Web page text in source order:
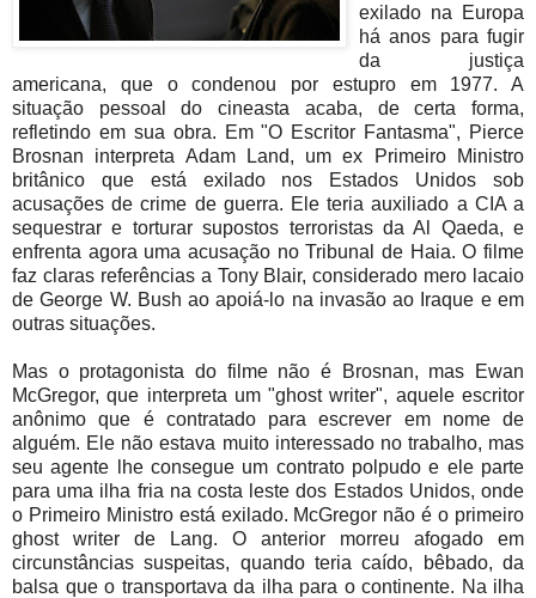
exilado na Europa
há anos para fugir
da justiça
americana, que o condenou por estupro em 1977. A
situação pessoal do cineasta acaba, de certa forma,
refletindo em sua obra. Em "O Escritor Fantasma", Pierce
Brosnan interpreta Adam Land, um ex Primeiro Ministro
britânico que está exilado nos Estados Unidos sob
acusações de crime de guerra. Ele teria auxiliado a CIA a
sequestrar e torturar supostos terroristas da Al Qaeda, e
enfrenta agora uma acusação no Tribunal de Haia. O filme
faz claras referências a Tony Blair, considerado mero lacaio
de George W. Bush ao apoiá-lo na invasão ao Iraque e em
outras situações.
Mas o protagonista do filme não é Brosnan, mas Ewan
McGregor, que interpreta um "ghost writer", aquele escritor
anônimo que é contratado para escrever em nome de
alguém. Ele não estava muito interessado no trabalho, mas
seu agente lhe consegue um contrato polpudo e ele parte
para uma ilha fria na costa leste dos Estados Unidos, onde
o Primeiro Ministro está exilado. McGregor não é o primeiro
ghost writer de Lang. O anterior morreu afogado em
circunstâncias suspeitas, quando teria caído, bêbado, da
balsa que o transportava da ilha para o continente. Na ilha